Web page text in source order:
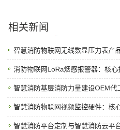
相关新闻
智慧消防物联网无线数显压力表产
消防物联网LoRa烟感报警器：核
智慧消防基层消防力量建设OEM代
智慧消防物联网视频监控硬件：核
智慧消防平台定制与智慧消防云平